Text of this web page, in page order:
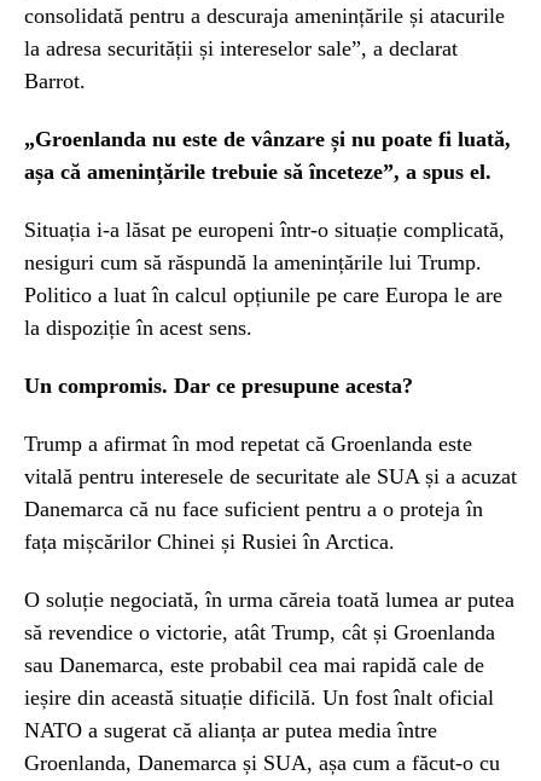
consolidată pentru a descuraja amenințările și atacurile
la adresa securității și intereselor sale”, a declarat
Barrot.
„Groenlanda nu este de vânzare și nu poate fi luată,
așa că amenințările trebuie să înceteze”, a spus el.
Situația i-a lăsat pe europeni într-o situație complicată,
nesiguri cum să răspundă la amenințările lui Trump.
Politico a luat în calcul opțiunile pe care Europa le are
la dispoziție în acest sens.
Un compromis. Dar ce presupune acesta?
Trump a afirmat în mod repetat că Groenlanda este
vitală pentru interesele de securitate ale SUA și a acuzat
Danemarca că nu face suficient pentru a o proteja în
fața mișcărilor Chinei și Rusiei în Arctica.
O soluție negociată, în urma căreia toată lumea ar putea
să revendice o victorie, atât Trump, cât și Groenlanda
sau Danemarca, este probabil cea mai rapidă cale de
ieșire din această situație dificilă. Un fost înalt oficial
NATO a sugerat că alianța ar putea media între
Groenlanda, Danemarca și SUA, așa cum a făcut-o cu